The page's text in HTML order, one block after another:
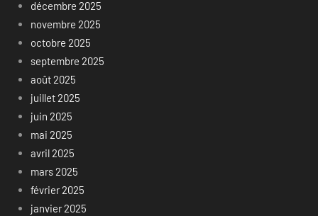
décembre 2025
novembre 2025
octobre 2025
septembre 2025
août 2025
juillet 2025
juin 2025
mai 2025
avril 2025
mars 2025
février 2025
janvier 2025